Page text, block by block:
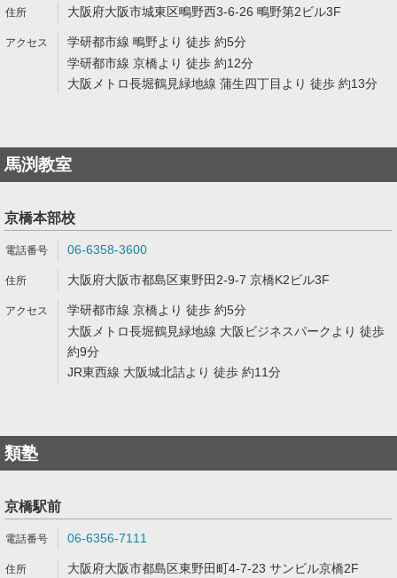
大阪府大阪市城東区鴫野西3-6-26 鴫野第2ビル3F
学研都市線 鴫野より 徒歩 約5分
学研都市線 京橋より 徒歩 約12分
大阪メトロ長堀鶴見緑地線 蒲生四丁目より 徒歩 約13分
馬渕教室
京橋本部校
06-6358-3600
大阪府大阪市都島区東野田2-9-7 京橋K2ビル3F
学研都市線 京橋より 徒歩 約5分
大阪メトロ長堀鶴見緑地線 大阪ビジネスパークより 徒歩
約9分
JR東西線 大阪城北詰より 徒歩 約11分
類塾
京橋駅前
06-6356-7111
大阪府大阪市都島区東野田町4-7-23 サンビル京橋2F